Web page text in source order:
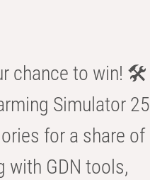
chance to win! 🛠️
Simulator 25
for a share of
with GDN tools,